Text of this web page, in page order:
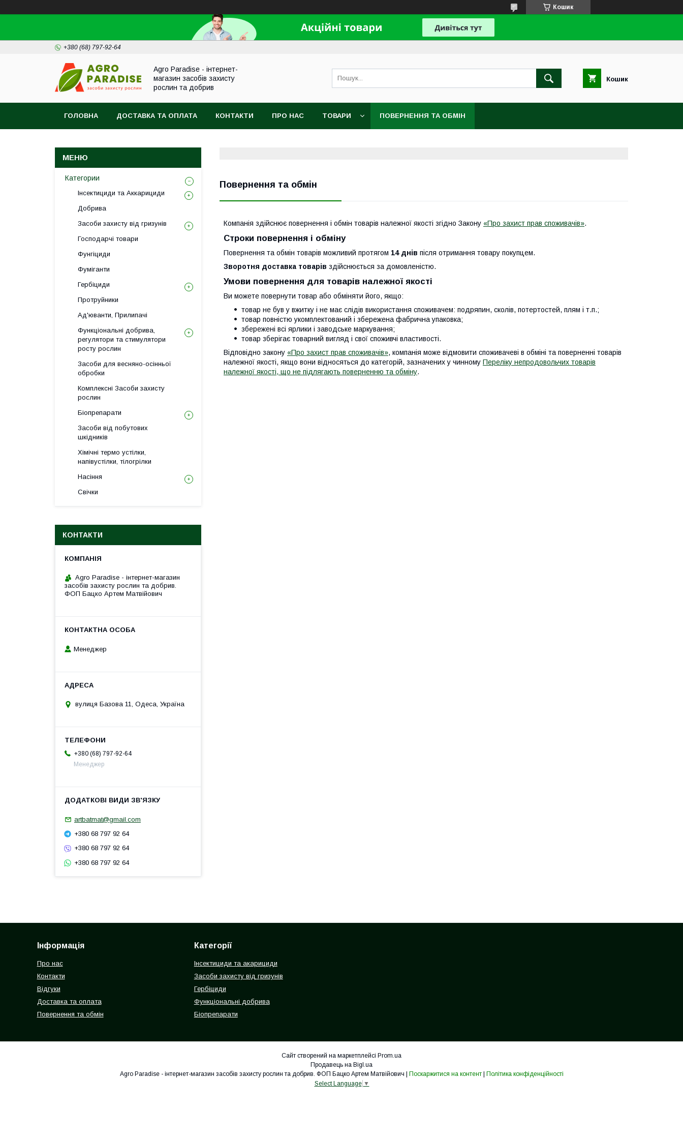
Кошик
+380 (68) 797-92-64
Agro Paradise - інтернет-
магазин засобів захисту
рослин та добрив
Кошик
ГОЛОВНА ДОСТАВКА ТА ОПЛАТА КОНТАКТИ ПРО НАС ТОВАРИ ПОВЕРНЕННЯ ТА ОБМІН
Повернення та обмін
Компанія здійснює повернення і обмін товарів належної якості згідно Закону «Про захист прав споживачів».
Строки повернення і обміну
Повернення та обмін товарів можливий протягом 14 днів після отримання товару покупцем.
Зворотня доставка товарів здійснюється за домовленістю.
Умови повернення для товарів належної якості
Ви можете повернути товар або обміняти його, якщо:
товар не був у вжитку і не має слідів використання споживачем: подряпин, сколів, потертостей, плям і т.п.;
товар повністю укомплектований і збережена фабрична упаковка;
збережені всі ярлики і заводське маркування;
товар зберігає товарний вигляд і свої споживчі властивості.
Відповідно закону «Про захист прав споживачів», компанія може відмовити споживачеві в обміні та поверненні товарів
належної якості, якщо вони відносяться до категорій, зазначених у чинному Переліку непродовольчих товарів
належної якості, що не підлягають поверненню та обміну.
Категории
Інсектициди та Аккарициди
Добрива
Засоби захисту від гризунів
Господарчі товари
Фунгіциди
Фуміганти
Гербіциди
Протруйники
Ад'юванти, Прилипачі
Функціональні добрива,
регулятори та стимулятори
росту рослин
Засоби для весняно-осінньої
обробки
Комплексні Засоби захисту
рослин
Біопрепарати
Засоби від побутових
шкідників
Хімічні термо устілки,
напівустілки, тілогрілки
Насіння
Свічки
КОНТАКТИ
Agro Paradise - інтернет-магазин
засобів захисту рослин та добрив.
ФОП Бацко Артем Матвійович
Менеджер
вулиця Базова 11, Одеса, Україна
+380 (68) 797-92-64
Менеджер
artbatmat@gmail.com
+380 68 797 92 64
+380 68 797 92 64
+380 68 797 92 64
Інформація
Про нас
Контакти
Відгуки
Доставка та оплата
Повернення та обмін
Категорії
Інсектициди та акарициди
Засоби захисту від гризунів
Гербіциди
Функціональні добрива
Біопрепарати
Сайт створений на маркетплейсі Prom.ua
Продавець на Bigl.ua
Поскаржитися на контент
Політика конфіденційності
Select Language ▼